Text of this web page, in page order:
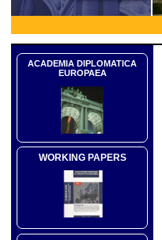
ACADEMIA DIPLOMATICA
EUROPAEA
WORKING PAPERS